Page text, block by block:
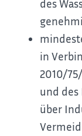
des
in
2010/
und des
über